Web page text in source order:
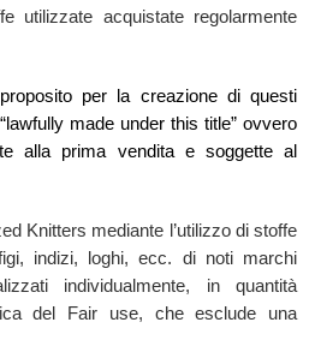
utilizzate acquistate regolarmente
per la creazione di questi
made under this title” ovvero
alla prima vendita e soggette al
Knitters mediante l’utilizzo di stoffe
indizi, loghi, ecc. di noti marchi
individualmente, in quantità
del Fair use, che esclude una